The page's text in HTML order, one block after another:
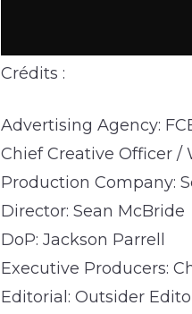
Crédits :
Advertising Agency:
Chief Creative Officer /
Production Company:
Director: Sean McBride
DoP: Jackson Parrell
Executive Producers:
Editorial: Outsider